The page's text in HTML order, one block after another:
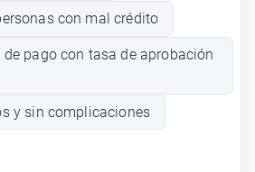
con mal crédito
pago con tasa de aprobación
y sin complicaciones